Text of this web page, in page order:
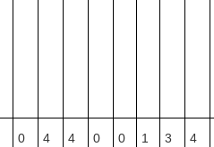
0 4 4 0 0 1 3 4